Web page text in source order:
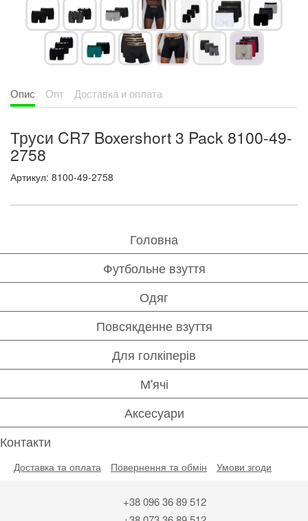
Опис Опт Доставка и оплата
Труси CR7 Boxershort 3 Pack 8100-49-
2758
Артикул: 8100-49-2758
Головна
Футбольне взуття
Одяг
Повсякденне взуття
Для голкіперів
М'ячі
Аксесуари
Контакти
Доставка та оплата Повернення та обмін Умови згоди
+38 096 36 89 512